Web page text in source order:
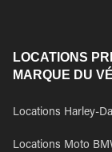
LOCATIONS
MARQUE DU
Locations Harley-
Locations Moto